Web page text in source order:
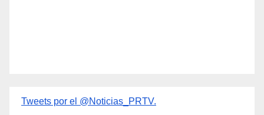
Tweets por el @Noticias_PRTV.